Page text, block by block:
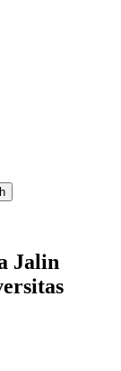
Jalin